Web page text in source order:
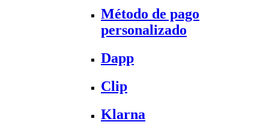
Método de pago
personalizado
Dapp
Clip
Klarna